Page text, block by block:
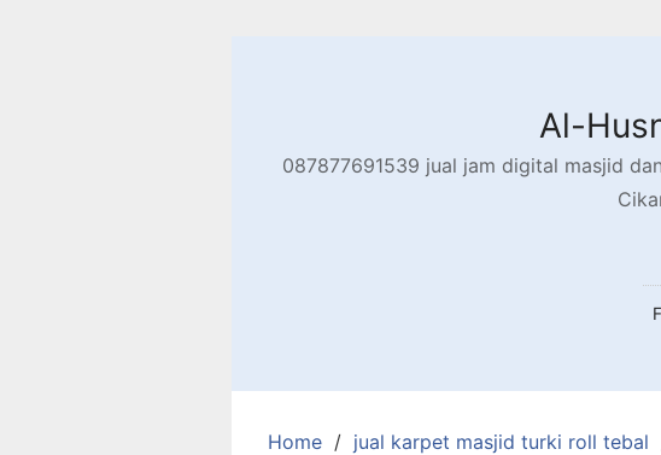
Al-
087877691539 jual jam digital masjid
Home
jual karpet masjid turki roll tebal